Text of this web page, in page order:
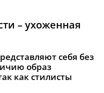
– ухоженная
себя без
образ
как стилисты